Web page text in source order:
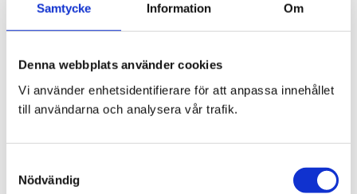
Samtycke Information Om
Denna webbplats använder cookies
Vi använder enhetsidentifierare för att anpassa innehållet
till användarna och analysera vår trafik.
Nödvändig
Bli den första att lämna ett omdöme.
Blogg
Bläckfisk – en favorit i det asiatiska
köket